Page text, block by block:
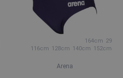
116cm 128cm 140cm 152cm
164cm 29
Arena